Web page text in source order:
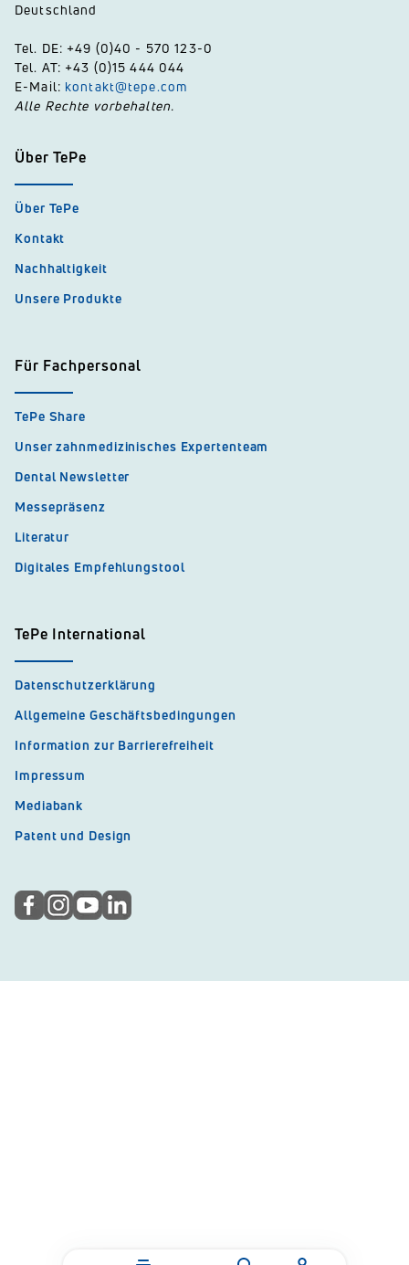
Deutschland
Tel. DE: +49 (0)40 - 570 123-0
Tel. AT: +43 (0)15 444 044
E-Mail: kontakt@tepe.com
Alle Rechte vorbehalten.
Über TePe
Über TePe
Kontakt
Nachhaltigkeit
Unsere Produkte
Für Fachpersonal
TePe Share
Unser zahnmedizinisches Expertenteam
Dental Newsletter
Messepräsenz
Literatur
Digitales Empfehlungstool
TePe International
Datenschutzerklärung
Allgemeine Geschäftsbedingungen
Information zur Barrierefreiheit
Impressum
Mediabank
Patent und Design